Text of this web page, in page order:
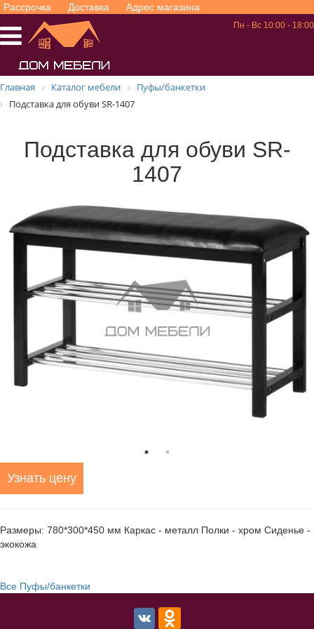
Рассрочка Доставка Адрес магазина
Пн - Вс 10:00 - 18:00
Главная Каталог мебели
Пуфы/банкетки
Подставка для обуви SR-1407
Подставка для обуви SR-
1407
Узнать цену
Размеры: 780*300*450 мм Каркас - металл Полки - хром Сиденье -
экокожа
Все Пуфы/банкетки